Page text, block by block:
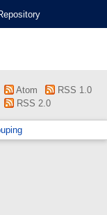
Atom
RSS 1.0
RSS 2.0